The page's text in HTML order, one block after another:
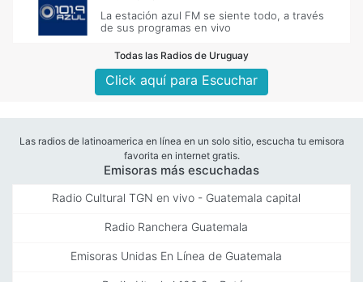
La estación azul FM se siente todo, a través
de sus programas en vivo
Todas las Radios de Uruguay
Click aquí para Escuchar
Las radios de latinoamerica en línea en un solo sitio, escucha tu emisora
favorita en internet gratis.
Emisoras más escuchadas
Radio Cultural TGN en vivo - Guatemala capital
Radio Ranchera Guatemala
Emisoras Unidas En Línea de Guatemala